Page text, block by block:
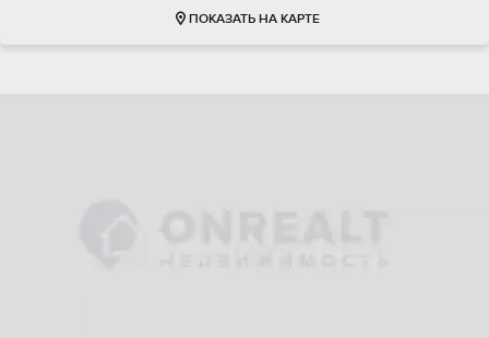
ПОКАЗАТЬ НА КАРТЕ